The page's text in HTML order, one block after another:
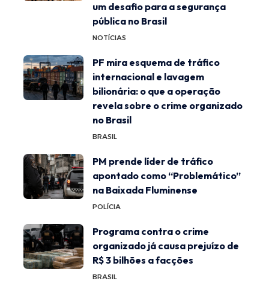
um desafio para a segurança
pública no Brasil
NOTÍCIAS
PF mira esquema de tráfico
internacional e lavagem
bilionária: o que a operação
revela sobre o crime organizado
no Brasil
BRASIL
PM prende líder de tráfico
apontado como “Problemático”
na Baixada Fluminense
POLÍCIA
Programa contra o crime
organizado já causa prejuízo de
R$ 3 bilhões a facções
BRASIL